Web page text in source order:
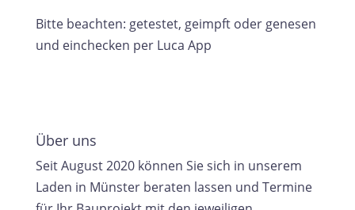
Bitte beachten: getestet, geimpft oder genesen
und einchecken per Luca App
Über uns
Seit August 2020 können Sie sich in unserem
Laden in Münster beraten lassen und Termine